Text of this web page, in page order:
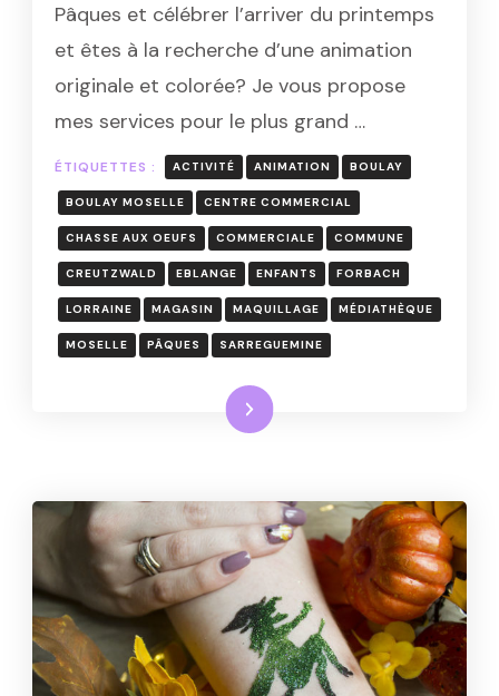
ET
GRIMAGE
FÊTER
Pâques et célébrer l’arriver du printemps
et êtes à la recherche d’une animation
originale et colorée? Je vous propose
mes services pour le plus grand …
ÉTIQUETTES : ACTIVITÉ ANIMATION BOULAY
BOULAY MOSELLE CENTRE COMMERCIAL
CHASSE AUX OEUFS COMMERCIALE COMMUNE
CREUTZWALD EBLANGE ENFANTS FORBACH
LORRAINE MAGASIN MAQUILLAGE MÉDIATHÈQUE
MOSELLE PÂQUES SARREGUEMINE
Lire la suite